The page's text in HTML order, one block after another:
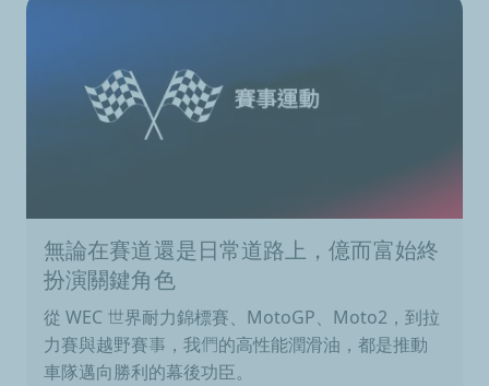
無論在賽道還是日常道路上，億而富始終
扮演關鍵角色
從 WEC 世界耐力錦標賽、MotoGP、Moto2，到拉
力賽與越野賽事，我們的高性能潤滑油，都是推動
車隊邁向勝利的幕後功臣。